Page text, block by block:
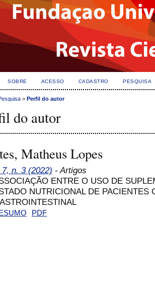
SOBRE ACESSO CADASTRO PESQUISA
> Perfil do autor
do autor
Matheus Lopes
7, n. 3 (2022) - Artigos
ENTRE O USO DE
NUTRICIONAL DE PACIENTES
PDF